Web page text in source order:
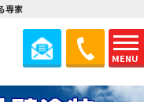
MENU
専家